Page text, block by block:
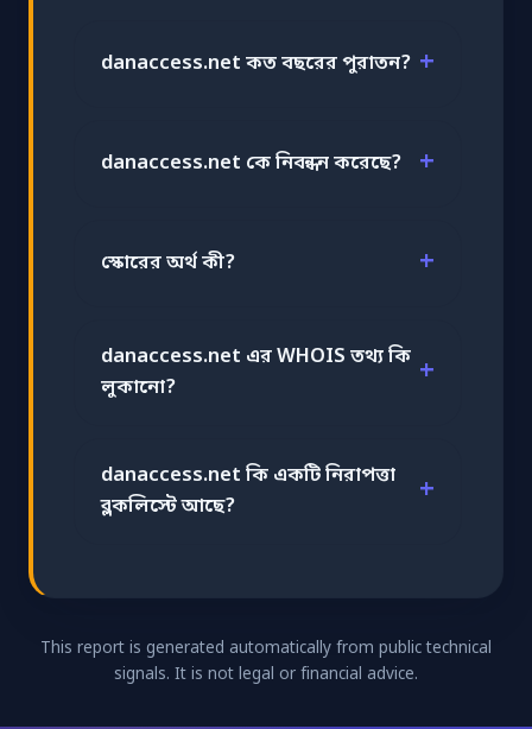
danaccess.net কত বছরের পুরাতন?
danaccess.net কে নিবন্ধন করেছে?
স্কোরের অর্থ কী?
danaccess.net এর WHOIS তথ্য কি
লুকানো?
danaccess.net কি একটি নিরাপত্তা
ব্লকলিস্টে আছে?
This report is generated automatically from public technical
signals. It is not legal or financial advice.